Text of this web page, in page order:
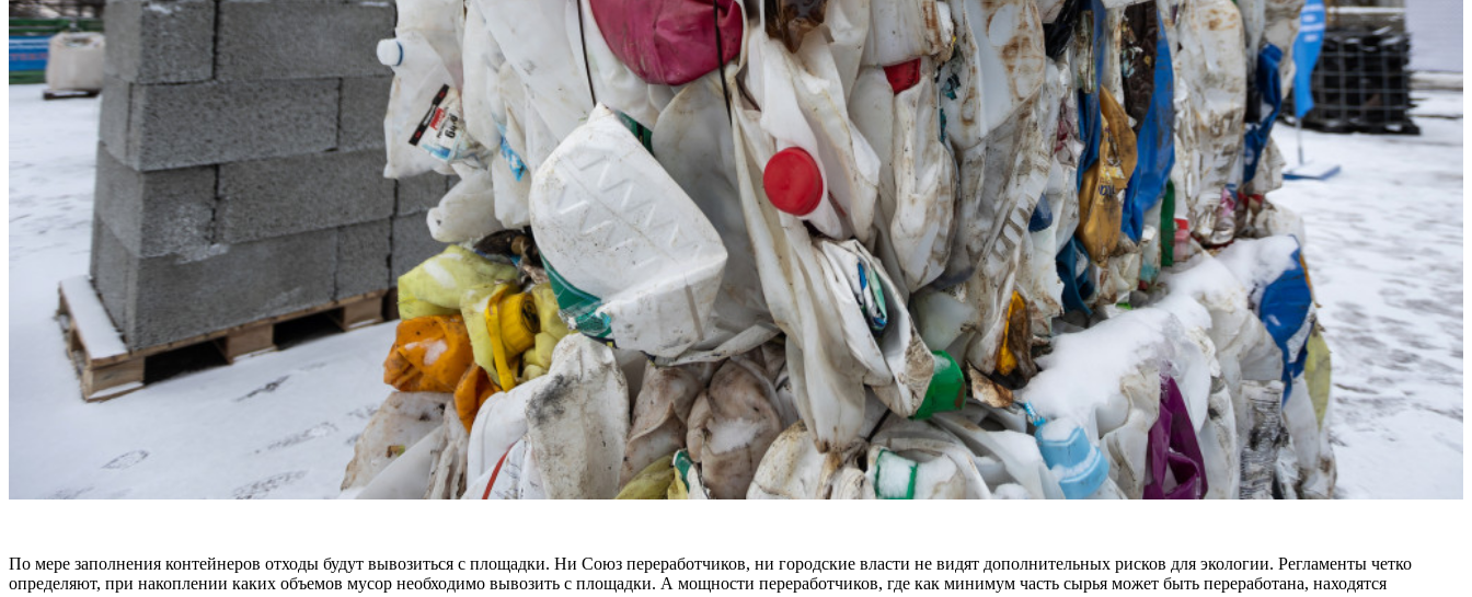
По мере заполнения контейнеров отходы будут вывозиться с площадки. Ни Союз переработчиков, ни городские власти не видят дополнительных рисков для экологии. Регламенты четко
определяют, при накоплении каких объемов мусор необходимо вывозить с площадки. А мощности переработчиков, где как минимум часть сырья может быть переработана, находятся